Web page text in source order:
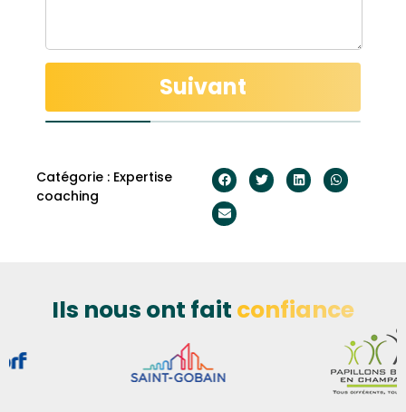
Suivant
Catégorie : Expertise
coaching
Ils nous ont fait confiance